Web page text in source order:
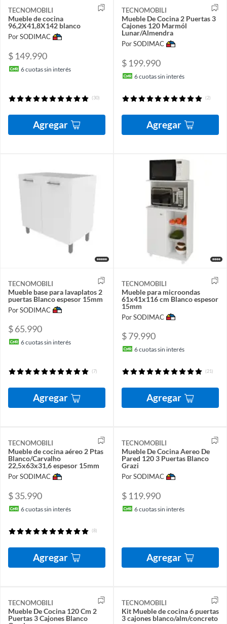
TECNOMOBILI
Mueble de cocina
96,2X41,8X142 blanco
Por SODIMAC
$ 149.990
6cuotas sin interés
(30)
Agregar
TECNOMOBILI
Mueble De Cocina 2 Puertas 3
Cajones 120 Marmól
Lunar/Almendra
Por SODIMAC
$ 199.990
6cuotas sin interés
(2)
Agregar
TECNOMOBILI
Mueble base para lavaplatos 2
puertas Blanco espesor 15mm
Por SODIMAC
$ 65.990
6cuotas sin interés
(7)
Agregar
TECNOMOBILI
Mueble para microondas
61x41x116 cm Blanco espesor
15mm
Por SODIMAC
$ 79.990
6cuotas sin interés
(21)
Agregar
TECNOMOBILI
Mueble de cocina aéreo 2 Ptas
Blanco/Carvalho
22,5x63x31,6 espesor 15mm
Por SODIMAC
$ 35.990
6cuotas sin interés
(8)
Agregar
TECNOMOBILI
Mueble De Cocina Aereo De
Pared 120 3 Puertas Blanco
Grazi
Por SODIMAC
$ 119.990
6cuotas sin interés
Agregar
TECNOMOBILI
Mueble De Cocina 120 Cm 2
Puertas 3 Cajones Blanco
TECNOMOBILI
Kit Mueble de cocina 6 puertas
3 cajones blanco/alm/concreto